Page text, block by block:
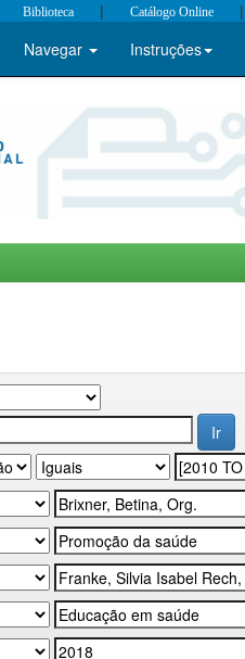
Biblioteca | Catálogo Online |
Navegar Instruções